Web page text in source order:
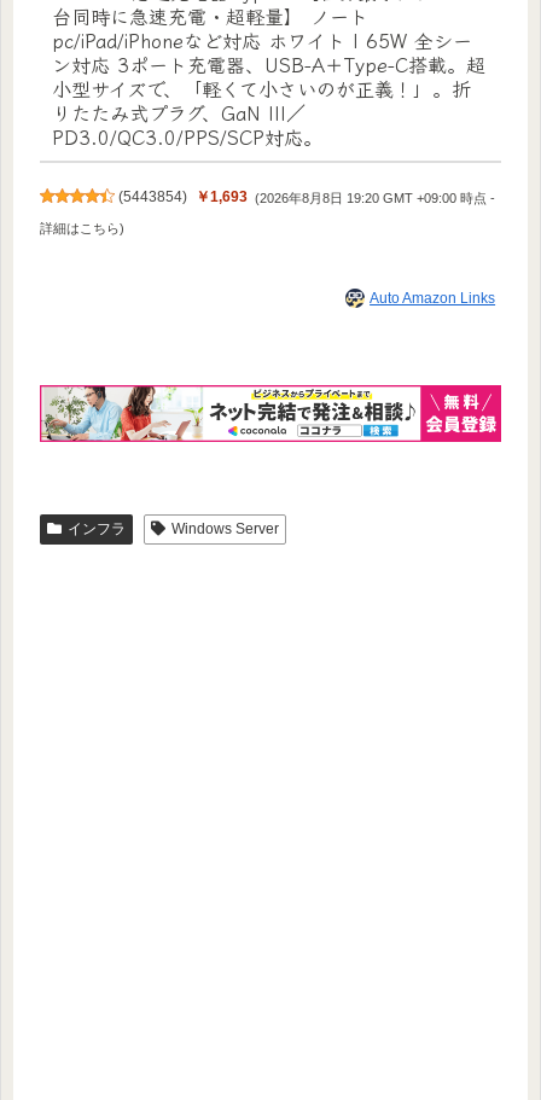
台同時に急速充電・超軽量】 ノート
pc/iPad/iPhoneなど対応 ホワイト | 65W 全シー
ン対応 3ポート充電器、USB-A＋Type-C搭載。超
小型サイズで、「軽くて小さいのが正義！」。折
りたたみ式プラグ、GaN III／
PD3.0/QC3.0/PPS/SCP対応。
(5443854) ￥1,693 (2026年8月8日 19:20 GMT +09:00 時点 -
詳細はこちら)
Auto Amazon Links
インフラ Windows Server